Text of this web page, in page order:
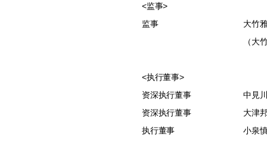
<监事>
监事
大竹
（大
<执行董事>
资深执行董事
中見
资深执行董事
大津
执行董事
小泉